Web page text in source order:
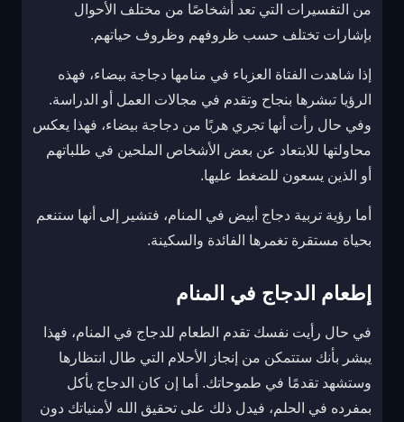
من التفسيرات التي تعد أشخاصًا من مختلف الأحوال
بإشارات تختلف حسب ظروفهم وظروف حياتهم.
إذا شاهدت الفتاة العزباء في منامها دجاجة بيضاء، فهذه
الرؤيا تبشرها بنجاح وتقدم في مجالات العمل أو الدراسة.
وفي حال رأت أنها تجري هربًا من دجاجة بيضاء، فهذا يعكس
محاولتها للابتعاد عن بعض الأشخاص الملحين في طلباتهم
أو الذين يسعون للضغط عليها.
أما رؤية تربية دجاج أبيض في المنام، فتشير إلى أنها ستنعم
بحياة مستقرة تغمرها الفائدة والسكينة.
إطعام الدجاج في المنام
في حال رأيت نفسك تقدم الطعام للدجاج في المنام، فهذا
يبشر بأنك ستتمكن من إنجاز الأحلام التي طال انتظارها
وستشهد تقدمًا في طموحاتك. أما إن كان الدجاج يأكل
بمفرده في الحلم، فيدل ذلك على تحقيق الله لأمنياتك دون